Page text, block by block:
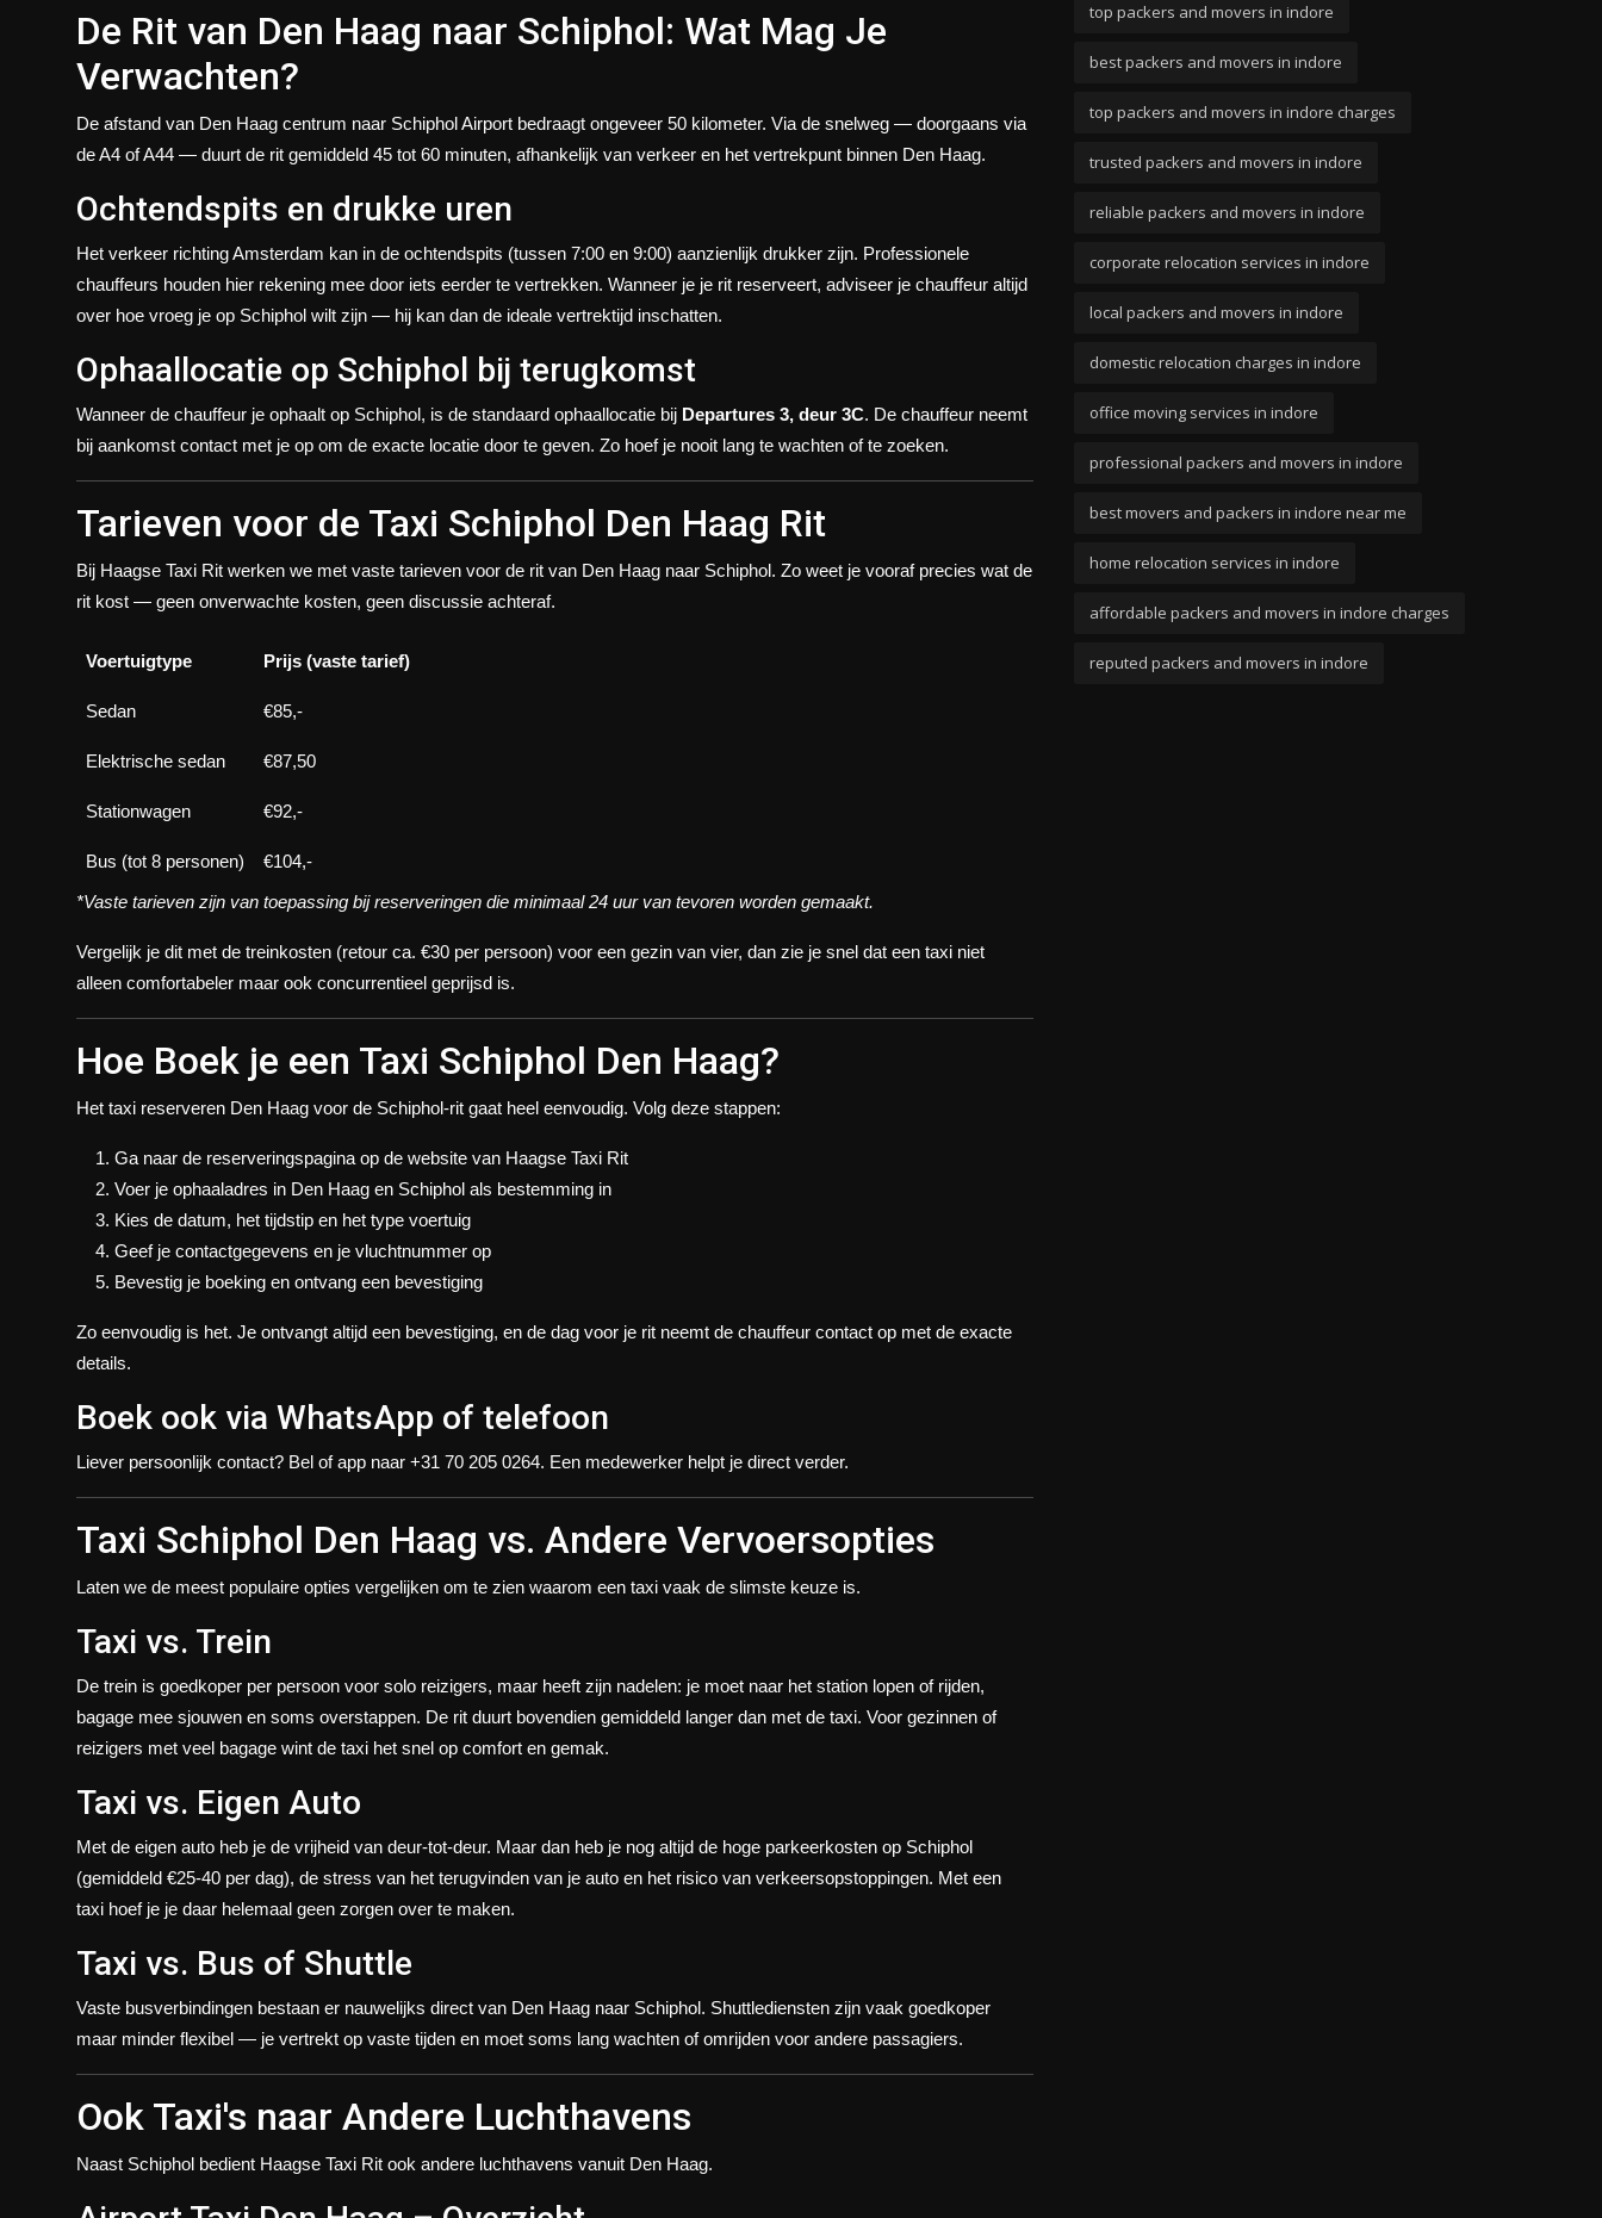
De Rit van Den Haag naar Schiphol: Wat Mag Je
Verwachten?
De afstand van Den Haag centrum naar Schiphol Airport bedraagt ongeveer 50 kilometer. Via de snelweg — doorgaans via
de A4 of A44 — duurt de rit gemiddeld 45 tot 60 minuten, afhankelijk van verkeer en het vertrekpunt binnen Den Haag.
Ochtendspits en drukke uren
Het verkeer richting Amsterdam kan in de ochtendspits (tussen 7:00 en 9:00) aanzienlijk drukker zijn. Professionele
chauffeurs houden hier rekening mee door iets eerder te vertrekken. Wanneer je je rit reserveert, adviseer je chauffeur altijd
over hoe vroeg je op Schiphol wilt zijn — hij kan dan de ideale vertrektijd inschatten.
Ophaallocatie op Schiphol bij terugkomst
Wanneer de chauffeur je ophaalt op Schiphol, is de standaard ophaallocatie bij Departures 3, deur 3C. De chauffeur neemt
bij aankomst contact met je op om de exacte locatie door te geven. Zo hoef je nooit lang te wachten of te zoeken.
Tarieven voor de Taxi Schiphol Den Haag Rit
Bij Haagse Taxi Rit werken we met vaste tarieven voor de rit van Den Haag naar Schiphol. Zo weet je vooraf precies wat de
rit kost — geen onverwachte kosten, geen discussie achteraf.
Voertuigtype Prijs (vaste tarief)
Sedan €85,-
Elektrische sedan €87,50
Stationwagen €92,-
Bus (tot 8 personen)
€104,-
*Vaste tarieven zijn van toepassing bij reserveringen die minimaal 24 uur van tevoren worden gemaakt.
Vergelijk je dit met de treinkosten (retour ca. €30 per persoon) voor een gezin van vier, dan zie je snel dat een taxi niet
alleen comfortabeler maar ook concurrentieel geprijsd is.
Hoe Boek je een Taxi Schiphol Den Haag?
Het taxi reserveren Den Haag voor de Schiphol-rit gaat heel eenvoudig. Volg deze stappen:
Ga naar de reserveringspagina op de website van Haagse Taxi Rit
Voer je ophaaladres in Den Haag en Schiphol als bestemming in
Kies de datum, het tijdstip en het type voertuig
Geef je contactgegevens en je vluchtnummer op
Bevestig je boeking en ontvang een bevestiging
Zo eenvoudig is het. Je ontvangt altijd een bevestiging, en de dag voor je rit neemt de chauffeur contact op met de exacte
details.
Boek ook via WhatsApp of telefoon
Liever persoonlijk contact? Bel of app naar +31 70 205 0264. Een medewerker helpt je direct verder.
Taxi Schiphol Den Haag vs. Andere Vervoersopties
Laten we de meest populaire opties vergelijken om te zien waarom een taxi vaak de slimste keuze is.
Taxi vs. Trein
De trein is goedkoper per persoon voor solo reizigers, maar heeft zijn nadelen: je moet naar het station lopen of rijden,
bagage mee sjouwen en soms overstappen. De rit duurt bovendien gemiddeld langer dan met de taxi. Voor gezinnen of
reizigers met veel bagage wint de taxi het snel op comfort en gemak.
Taxi vs. Eigen Auto
Met de eigen auto heb je de vrijheid van deur-tot-deur. Maar dan heb je nog altijd de hoge parkeerkosten op Schiphol
(gemiddeld €25-40 per dag), de stress van het terugvinden van je auto en het risico van verkeersopstoppingen. Met een
taxi hoef je je daar helemaal geen zorgen over te maken.
Taxi vs. Bus of Shuttle
Vaste busverbindingen bestaan er nauwelijks direct van Den Haag naar Schiphol. Shuttlediensten zijn vaak goedkoper
maar minder flexibel — je vertrekt op vaste tijden en moet soms lang wachten of omrijden voor andere passagiers.
Ook Taxi's naar Andere Luchthavens
Naast Schiphol bedient Haagse Taxi Rit ook andere luchthavens vanuit Den Haag.
top packers and movers in indore
best packers and movers in indore
top packers and movers in indore charges
trusted packers and movers in indore
reliable packers and movers in indore
corporate relocation services in indore
local packers and movers in indore
domestic relocation charges in indore
office moving services in indore
professional packers and movers in indore
best movers and packers in indore near me
home relocation services in indore
affordable packers and movers in indore charges
reputed packers and movers in indore